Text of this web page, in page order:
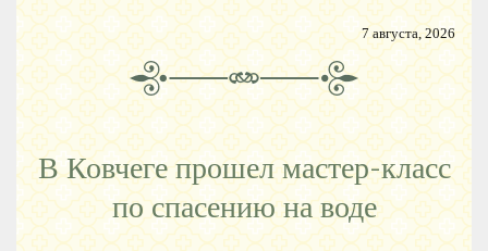
7 августа, 2026
В Ковчеге прошел мастер-класс
по спасению на воде